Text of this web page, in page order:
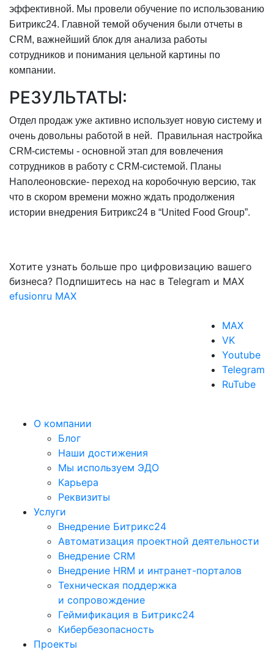
эффективной. Мы провели обучение по использованию
Битрикс24. Главной темой обучения были отчеты в
CRM, важнейший блок для анализа работы
сотрудников и понимания цельной картины по
компании.
РЕЗУЛЬТАТЫ:
Отдел продаж уже активно использует новую систему и
очень довольны работой в ней. Правильная настройка
CRM-системы - основной этап для вовлечения
сотрудников в работу с CRM-системой. Планы
Наполеоновские- переход на коробочную версию, так
что в скором времени можно ждать продолжения
истории внедрения Битрикс24 в “United Food Group”.
Хотите узнать больше про цифровизацию вашего
бизнеса? Подпишитесь на нас в Telegram и MAX
efusionru MAX
MAX
VK
Youtube
Telegram
RuTube
О компании
Блог
Наши достижения
Мы используем ЭДО
Карьера
Реквизиты
Услуги
Внедрение Битрикс24
Автоматизация проектной деятельности
Внедрение CRM
Внедрение HRM и интранет-порталов
Техническая поддержка
и сопровождение
Геймификация в Битрикс24
Кибербезопасность
Проекты